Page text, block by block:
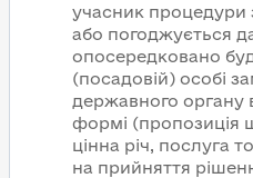
учасник процедури
або погоджується
опосередковано
(посадовій) особі
державного органу
формі (пропозиція
цінна річ, послуга
на прийняття